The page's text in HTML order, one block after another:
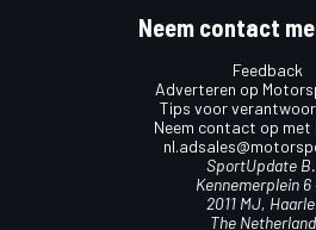
Neem contact
Feedback
Adverteren op
Tips voor
Neem contact op met
SportUpdate
Kennemerplein 6
2011 MJ,
The